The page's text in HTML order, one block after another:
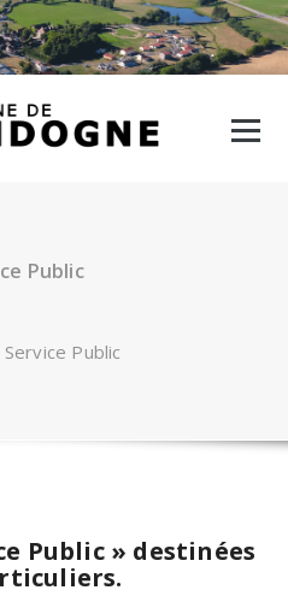
Public
Service Public
Public » destinées